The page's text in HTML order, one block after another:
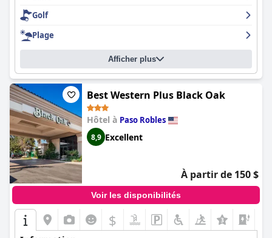
romantique, avec des équipements tels que des baignoires à
remous, des cheminées et des jacuzzis. L'hôtel accepte
également les animaux de compagnie, quelle que soit leur taille.
Dans l'ensemble, l'hôtel Avila La Fonda est un excellent choix
pour des vacances relaxantes et agréables à la plage ou pour
une escapade romantique.
Golf
Plage
Afficher plus
Best Western Plus Black Oak
Hôtel à Paso Robles
8,9 Excellent
À partir de 150 $
Voir les disponibilités
$